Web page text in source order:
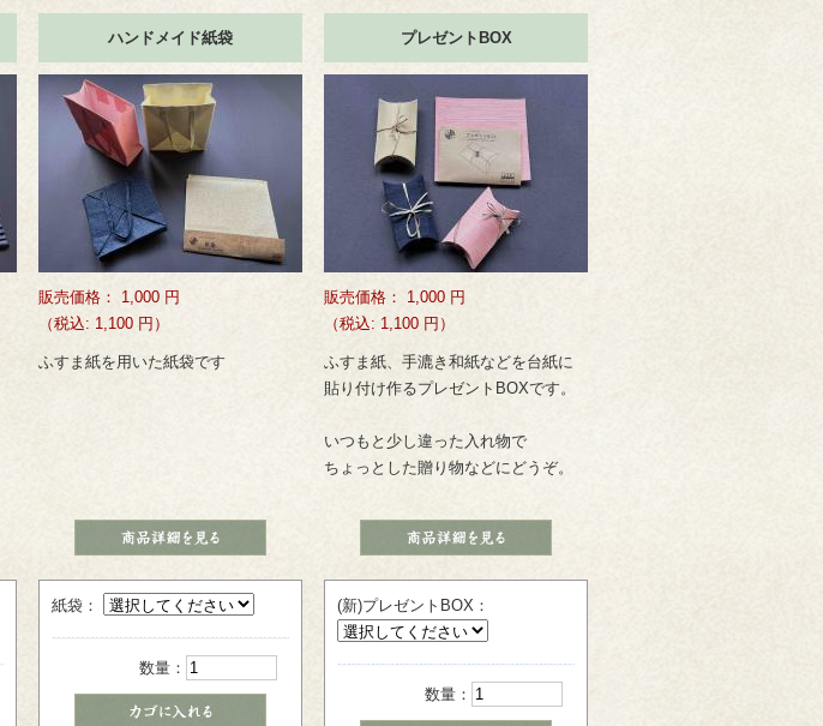
ハンドメイド紙袋
販売価格： 1,000 円
（税込: 1,100 円）
ふすま紙を用いた紙袋です
紙袋：
数量：
プレゼントBOX
販売価格： 1,000 円
（税込: 1,100 円）
ふすま紙、手漉き和紙などを台紙に
貼り付け作るプレゼントBOXです。
いつもと少し違った入れ物で
ちょっとした贈り物などにどうぞ。
(新)プレゼントBOX：
数量：